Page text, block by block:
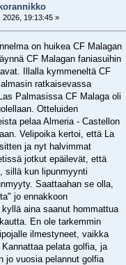
2026, 19:13:45 »
on huikea CF Malagan
CF Malagan faniasuihin
Illalla kymmeneltä CF
ratkaisevassa
Palmasissa CF Malaga oli
Otteluiden
pelaa Almeria - Castellon
Velipoika kertoi, että La
ja nyt halvimmat
jotkut epäilevät, että
sillä kun lipunmyynti
Saattaahan se olla,
jo ennakkoon
aina saanut hommattua
En ole tarkemmin
ilmestyneet, vaikka
pelata golfia, ja
jo vuosia pelannut golfia